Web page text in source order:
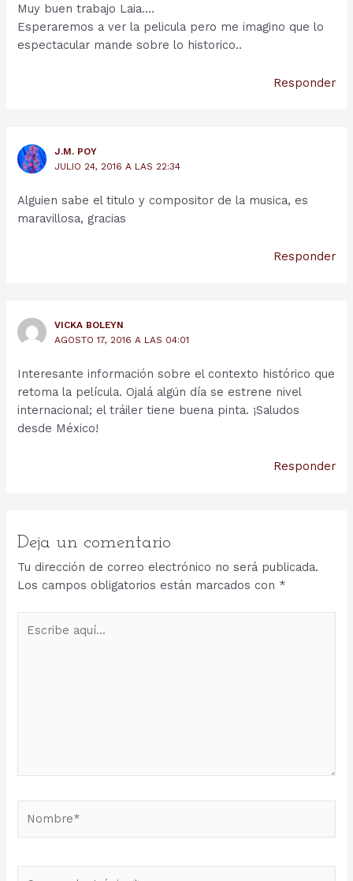
Muy buen trabajo Laia….
Esperaremos a ver la pelicula pero me imagino que lo
espectacular mande sobre lo historico..
Responder
J.M. POY
JULIO 24, 2016 A LAS 22:34
Alguien sabe el titulo y compositor de la musica, es
maravillosa, gracias
Responder
VICKA BOLEYN
AGOSTO 17, 2016 A LAS 04:01
Interesante información sobre el contexto histórico que
retoma la película. Ojalá algún día se estrene nivel
internacional; el tráiler tiene buena pinta. ¡Saludos
desde México!
Responder
Deja un comentario
Tu dirección de correo electrónico no será publicada.
Los campos obligatorios están marcados con *
aquí...